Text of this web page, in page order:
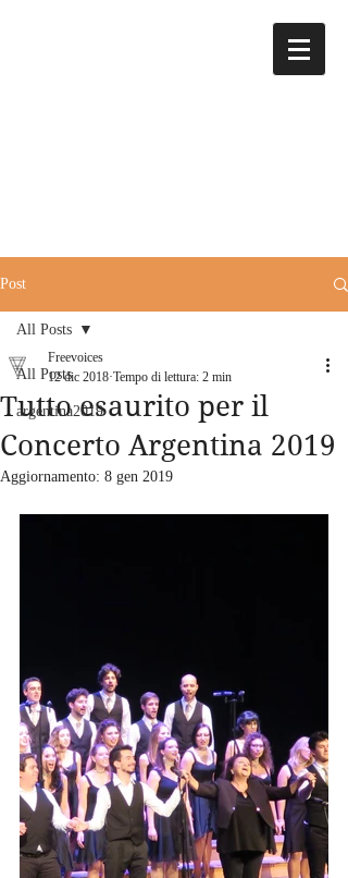
Post
All Posts
argentina2019
All Posts
Tutto esaurito per il
Concerto Argentina 2019
Freevoices
12 dic 2018 Tempo di lettura: 2 min
Aggiornamento: 8 gen 2019